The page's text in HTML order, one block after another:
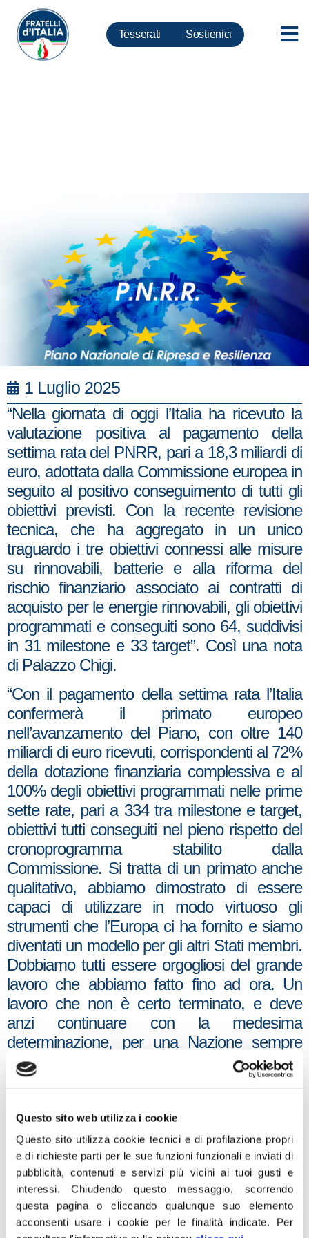
Questo sito web utilizza i cookie
Questo sito utilizza cookie tecnici e di profilazione propri
e di richieste parti per le sue funzioni funzionali e inviati di
pubblicità, contenuti e servizi più vicini ai tuoi gusti e
interessi.Chiudendo questo messaggio, scorrendo
questa pagina o cliccando qualunque suo elemento
acconsenti usare i cookie per le finalità indicate. Per
Tesserati Sostienici
1 Luglio 2025
“Nella giornata di oggi l’Italia ha ricevuto la
valutazione positiva al pagamento della
settima rata del PNRR, pari a 18,3 miliardi di
euro, adottata dalla Commissione europea in
seguito al positivo conseguimento di tutti gli
obiettivi previsti. Con la recente revisione
tecnica, che ha aggregato in un unico
traguardo i tre obiettivi connessi alle misure
su rinnovabili, batterie e alla riforma del
rischio finanziario associato ai contratti di
acquisto per le energie rinnovabili, gli obiettivi
programmati e conseguiti sono 64, suddivisi
in 31 milestone e 33 target”. Così una nota
di Palazzo Chigi.
“Con il pagamento della settima rata l’Italia
confermerà il primato europeo
nell’avanzamento del Piano, con oltre 140
miliardi di euro ricevuti, corrispondenti al 72%
della dotazione finanziaria complessiva e al
100% degli obiettivi programmati nelle prime
sette rate, pari a 334 tra milestone e target,
obiettivi tutti conseguiti nel pieno rispetto del
cronoprogramma stabilito dalla
Commissione. Si tratta di un primato anche
qualitativo, abbiamo dimostrato di essere
capaci di utilizzare in modo virtuoso gli
strumenti che l’Europa ci ha fornito e siamo
diventati un modello per gli altri Stati membri.
Dobbiamo tutti essere orgogliosi del grande
lavoro che abbiamo fatto fino ad ora. Un
lavoro che non è certo terminato, e deve
anzi continuare con la medesima
determinazione, per una Nazione sempre
più moderna, produttiva e competitiva, forte
e inclusiva, consapevole e pronta alle sfide
Presidente del Consiglio, Giorgia Meloni.
Tra gli obiettivi conseguiti figurano diverse
riforme, come la legge sulla concorrenza, le
misure per velocizzare i pagamenti della
Pubblica Amministrazione e la revisione del
servizio civile universale.